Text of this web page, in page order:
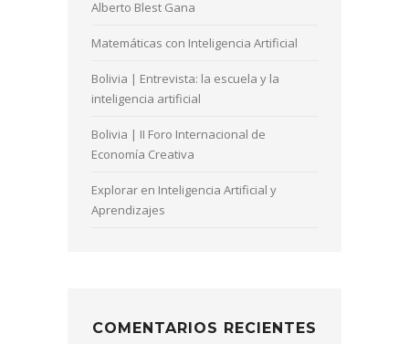
Alberto Blest Gana
Matemáticas con Inteligencia Artificial
Bolivia | Entrevista: la escuela y la
inteligencia artificial
Bolivia | II Foro Internacional de
Economía Creativa
Explorar en Inteligencia Artificial y
Aprendizajes
COMENTARIOS RECIENTES